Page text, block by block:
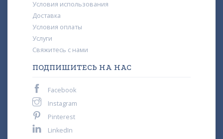
Условия использования
Доставка
Условия оплаты
Услуги
Свяжитесь с нами
ПОДПИШИТЕСЬ НА НАС
Facebook
Instagram
Pinterest
LinkedIn